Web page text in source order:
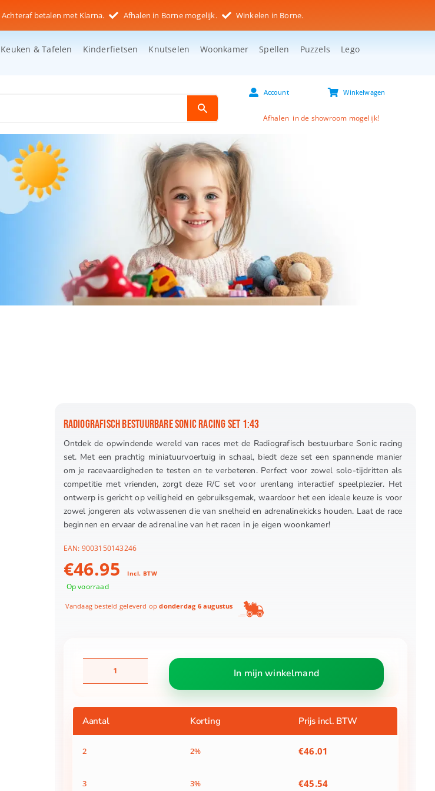
Achteraf betalen met Klarna. Afhalen in Borne mogelijk. Winkelen in Borne.
Keuken & Tafelen Kinderfietsen Knutselen Woonkamer Spellen Puzzels Lego
Account Winkelwagen
Afhalen in de showroom mogelijk!
RADIOGRAFISCH BESTUURBARE SONIC RACING SET 1:43
Ontdek de opwindende wereld van races met de Radiografisch bestuurbare Sonic racing
set. Met een prachtig miniatuurvoertuig in schaal, biedt deze set een spannende manier
om je racevaardigheden te testen en te verbeteren. Perfect voor zowel solo-tijdritten als
competitie met vrienden, zorgt deze R/C set voor urenlang interactief speelplezier. Het
ontwerp is gericht op veiligheid en gebruiksgemak, waardoor het een ideale keuze is voor
zowel jongeren als volwassenen die van snelheid en adrenalinekicks houden. Laat de race
beginnen en ervaar de adrenaline van het racen in je eigen woonkamer!
EAN: 9003150143246
€46.95 Incl. BTW
Op voorraad
Vandaag besteld geleverd op donderdag 6 augustus
bestuurbare
Sonic
set
aantal
In mijn winkelmand
Aantal Korting Prijs incl. BTW
2 2% €46.01
3 3% €45.54